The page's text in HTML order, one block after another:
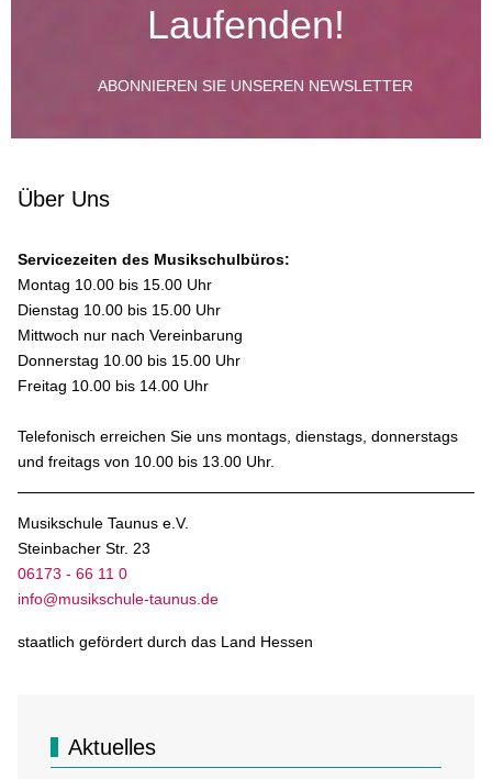
Laufenden!
ABONNIEREN SIE UNSEREN NEWSLETTER
Über Uns
Servicezeiten des Musikschulbüros:
Montag 10.00 bis 15.00 Uhr
Dienstag 10.00 bis 15.00 Uhr
Mittwoch nur nach Vereinbarung
Donnerstag 10.00 bis 15.00 Uhr
Freitag 10.00 bis 14.00 Uhr
Telefonisch erreichen Sie uns montags, dienstags, donnerstags
und freitags von 10.00 bis 13.00 Uhr.
Musikschule Taunus e.V.
Steinbacher Str. 23
06173 - 66 11 0
info@musikschule-taunus.de
staatlich gefördert durch das Land Hessen
Aktuelles